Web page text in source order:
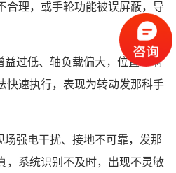
合理，或手轮功能被误屏蔽，导
益过低、轴负载偏大，位置环响
快速执行，表现为转动发那科手
强电干扰、接地不可靠，发那
，系统识别不及时，出现不灵敏